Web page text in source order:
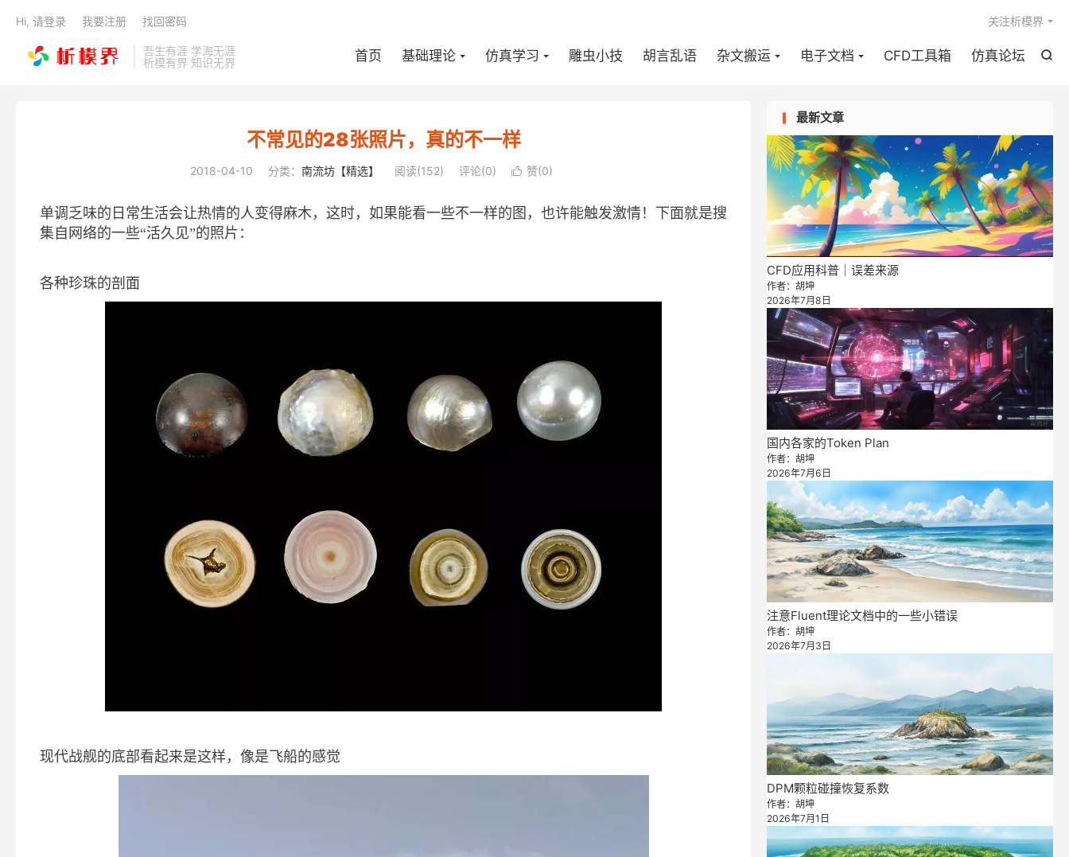
吾生有涯 学海无涯
析模有界 知识无界

首页 基础理论 仿真学习 雕虫小技 胡言乱语 杂文搬运 电子文档 CFD工具箱 仿真论坛
关注析模界
Hi, 请登录 我要注册 找回密码
不常见的28张照片，真的不一样
2018-04-10 分类： 南流坊【精选】 阅读(152) 评论(0)  赞(0)
单调乏味的日常生活会让热情的人变得麻木，这时，如果能看一些不一样的图，也许能触发激情！下面就是搜
集自网络的一些“活久见”的照片：
各种珍珠的剖面
现代战舰的底部看起来是这样，像是飞船的感觉
最新文章
CFD应用科普｜误差来源
作者：胡坤
2026年7月8日
国内各家的Token Plan
作者：胡坤
2026年7月6日
注意Fluent理论文档中的一些小错误
作者：胡坤
2026年7月3日
DPM颗粒碰撞恢复系数
作者：胡坤
2026年7月1日